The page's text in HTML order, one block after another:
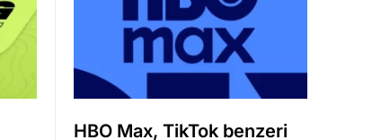
HBO Max, TikTok benzeri